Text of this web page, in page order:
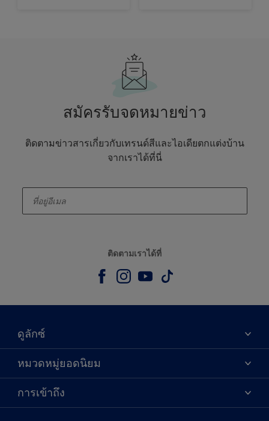
สมัครรับจดหมายข่าว
ติดตามข่าวสารเกี่ยวกับเทรนด์สีและไอเดียตกแต่งบ้าน
จากเราได้ที่นี่
ติดตามเราได้ที่
ดูลักซ์
เกี่ยวกับดูลักซ์
ติดต่อเรา
ค้นหาร้านค้า
หมวดหมู่ยอดนิยม
ผลิตภัณฑ์
การเข้าถึง